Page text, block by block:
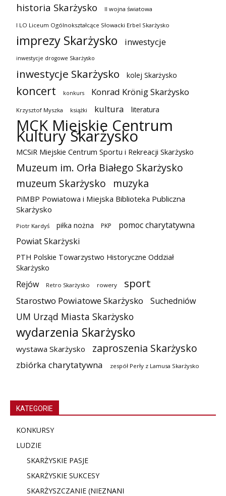
historia Skarżysko II wojna światowa
I LO Liceum Ogólnokształcące Słowacki Erbel Skarżysko
imprezy Skarżysko inwestycje
inwestycje drogowe Skarżysko
inwestycje Skarżysko kolej Skarżysko
koncert konkurs Konrad Krönig Skarżysko
Krzysztof Myszka książki kultura literatura
MCK Miejskie Centrum
Kultury Skarżysko
MCSiR Miejskie Centrum Sportu i Rekreacji Skarżysko
Muzeum im. Orła Białego Skarżysko
muzeum Skarżysko
muzyka
PiMBP Powiatowa i Miejska Biblioteka Publiczna
Skarżysko
Piotr Kardyś piłka nożna PKP
pomoc charytatywna
Powiat Skarżyski
PTH Polskie Towarzystwo Historyczne Oddział
Skarżysko
Rejów Retro Skarżysko rowery sport
Starostwo Powiatowe Skarżysko Suchedniów
UM Urząd Miasta Skarżysko
wydarzenia Skarżysko
wystawa Skarżysko zaproszenia Skarżysko
zbiórka charytatywna zespół Perły z Lamusa Skarżysko
KATEGORIE
KONKURSY
LUDZIE
SKARŻYSKIE PASJE
SKARŻYSKIE SUKCESY
SKARŻYSZCZANIE (NIEZNANI